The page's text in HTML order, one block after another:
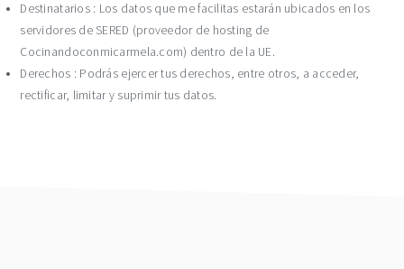
Destinatarios : Los datos que me facilitas estarán ubicados en los
servidores de SERED (proveedor de hosting de
Cocinandoconmicarmela.com) dentro de la UE.
Derechos : Podrás ejercer tus derechos, entre otros, a acceder,
rectificar, limitar y suprimir tus datos.